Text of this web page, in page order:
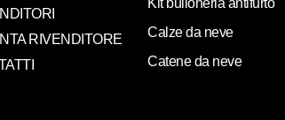
RIVENDITORE
Kit bulloneria antifurto
Calze da neve
Catene da neve